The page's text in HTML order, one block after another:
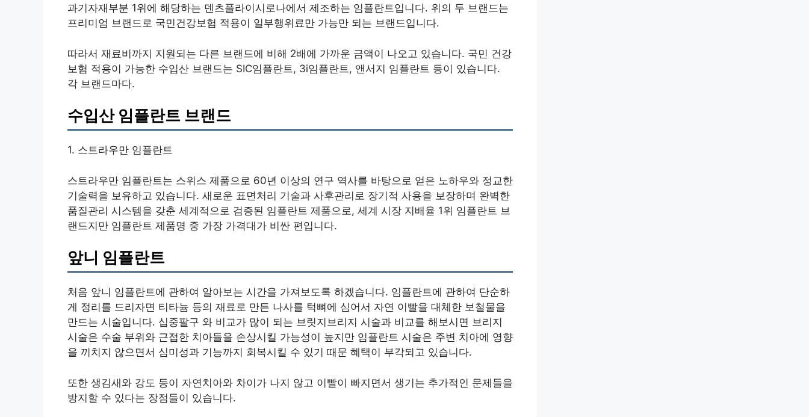
과기자재부분 1위에 해당하는 덴츠플라이시로나에서 제조하는 임플란트입니다. 위의 두 브랜드는
프리미엄 브랜드로 국민건강보험 적용이 일부행위료만 가능만 되는 브랜드입니다.
따라서 재료비까지 지원되는 다른 브랜드에 비해 2배에 가까운 금액이 나오고 있습니다. 국민 건강
보험 적용이 가능한 수입산 브랜드는 SIC임플란트, 3i임플란트, 앤서지 임플란트 등이 있습니다.
각 브랜드마다.
수입산 임플란트 브랜드
1. 스트라우만 임플란트
스트라우만 임플란트는 스위스 제품으로 60년 이상의 연구 역사를 바탕으로 얻은 노하우와 정교한
기술력을 보유하고 있습니다. 새로운 표면처리 기술과 사후관리로 장기적 사용을 보장하며 완벽한
품질관리 시스템을 갖춘 세계적으로 검증된 임플란트 제품으로, 세계 시장 지배율 1위 임플란트 브
랜드지만 임플란트 제품명 중 가장 가격대가 비싼 편입니다.
앞니 임플란트
처음 앞니 임플란트에 관하여 알아보는 시간을 가져보도록 하겠습니다. 임플란트에 관하여 단순하
게 정리를 드리자면 티타늄 등의 재료로 만든 나사를 턱뼈에 심어서 자연 이빨을 대체한 보철물을
만드는 시술입니다. 십중팔구 와 비교가 많이 되는 브릿지브리지 시술과 비교를 해보시면 브리지
시술은 수술 부위와 근접한 치아들을 손상시킬 가능성이 높지만 임플란트 시술은 주변 치아에 영향
을 끼치지 않으면서 심미성과 기능까지 회복시킬 수 있기 때문 혜택이 부각되고 있습니다.
또한 생김새와 강도 등이 자연치아와 차이가 나지 않고 이빨이 빠지면서 생기는 추가적인 문제들을
방지할 수 있다는 장점들이 있습니다.